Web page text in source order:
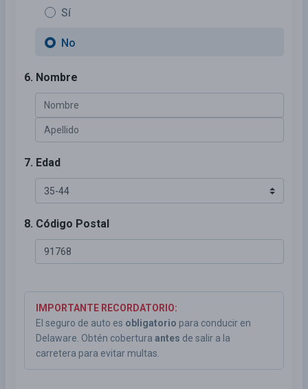
Sí
No
6. Nombre
7. Edad
8. Código Postal
IMPORTANTE RECORDATORIO:
El seguro de auto es obligatorio para conducir en
Delaware. Obtén cobertura antes de salir a la
carretera para evitar multas.